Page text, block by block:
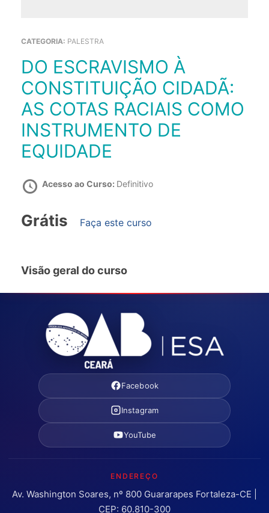
CATEGORIA: PALESTRA
DO ESCRAVISMO À
CONSTITUIÇÃO CIDADÃ:
AS COTAS RACIAIS COMO
INSTRUMENTO DE
EQUIDADE
Acesso ao Curso: Definitivo
Grátis Faça este curso
Visão geral do curso
Facebook
Instagram
YouTube
ENDEREÇO
Av. Washington Soares, nº 800 Guararapes Fortaleza-CE |
CEP: 60.810-300